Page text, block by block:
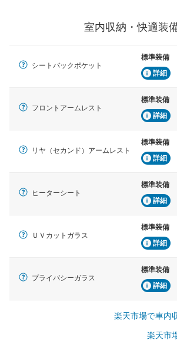
室内収納・快適装
シートバックポケット
標準装備
詳細
フロントアームレスト
標準装備
詳細
リヤ（セカンド）アームレスト
標準装備
詳細
ヒーターシート
標準装備
詳細
ＵＶカットガラス
標準装備
詳細
プライバシーガラス
標準装備
詳細
楽天市場で車内
楽天市